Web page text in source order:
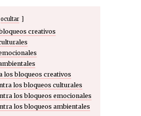
ocultar
creativos
los bloqueos creativos
los bloqueos culturales
los bloqueos emocionales
los bloqueos ambientales